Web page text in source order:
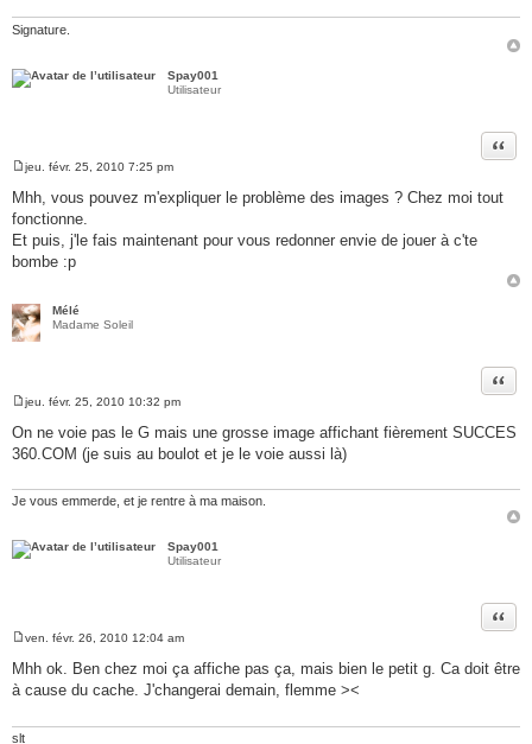
Signature.
Spay001
Utilisateur
Citer
M
e
s
s
a
g
e
jeu. févr. 25, 2010 7:25 pm
Mhh, vous pouvez m'expliquer le problème des images ? Chez moi tout
fonctionne.
Et puis, j'le fais maintenant pour vous redonner envie de jouer à c'te
bombe :p
Mélé
Madame Soleil
Citer
M
s
s
e
jeu. févr. 25, 2010 10:32 pm
On ne voie pas le G mais une grosse image affichant fièrement SUCCES
360.COM (je suis au boulot et je le voie aussi là)
Je vous emmerde, et je rentre à ma maison.
Spay001
Utilisateur
Citer
e
s
s
ven. févr. 26, 2010 12:04 am
Mhh ok. Ben chez moi ça affiche pas ça, mais bien le petit g. Ca doit être
à cause du cache. J'changerai demain, flemme ><
slt